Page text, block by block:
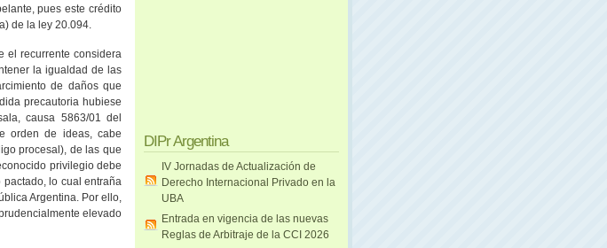
pues este crédito
de la ley 20.094.
el recurrente considera
la igualdad de las
de daños que
precautoria hubiese
causa 5863/01 del
orden de ideas, cabe
procesal), de las que
privilegio debe
lo cual entraña
Argentina. Por ello,
elevado
DIPr Argentina
IV Jornadas de Actualización de
Derecho Internacional Privado en la
UBA
Entrada en vigencia de las nuevas
Reglas de Arbitraje de la CCI 2026